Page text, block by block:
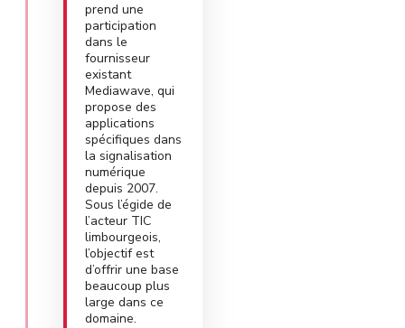
prend une
participation
dans le
fournisseur
existant
Mediawave, qui
propose des
applications
spécifiques dans
la signalisation
numérique
depuis 2007.
Sous l’égide de
l’acteur TIC
limbourgeois,
l’objectif est
d’offrir une base
beaucoup plus
large dans ce
domaine.